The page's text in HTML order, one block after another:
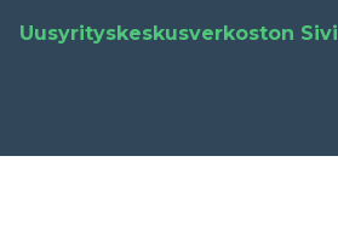
Uusyrityskeskusverkoston Sivi